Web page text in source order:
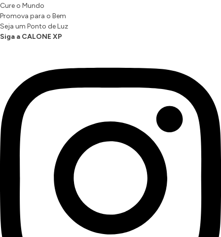
Cure o Mundo
Promova para o Bem
Seja um Ponto de Luz
Siga a CALONE XP